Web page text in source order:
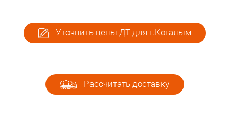
Уточнить цены ДТ для г.Когалым
Рассчитать доставку